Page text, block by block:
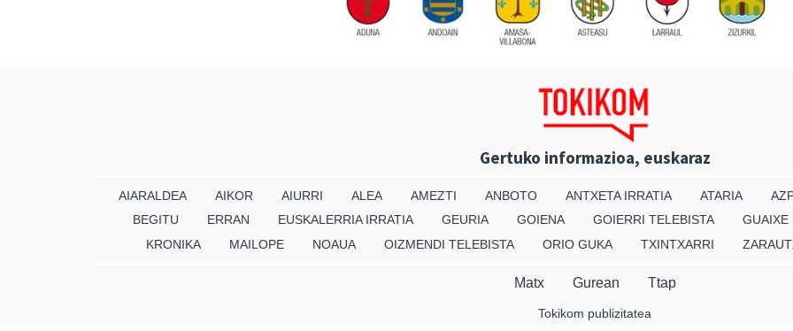
Gertuko informazioa, euskaraz
AIARALDEA AIKOR AIURRI ALEA AMEZTI ANBOTO ANTXETA IRRATIA ATARIA
BEGITU
ERRAN EUSKALERRIA IRRATIA GEURIA GOIENA GOIERRI TELEBISTA GUAIXE
KRONIKA
MAILOPE NOAUA OIZMENDI TELEBISTA ORIO GUKA TXINTXARRI
Matx Gurean Ttap
Tokikom publizitatea